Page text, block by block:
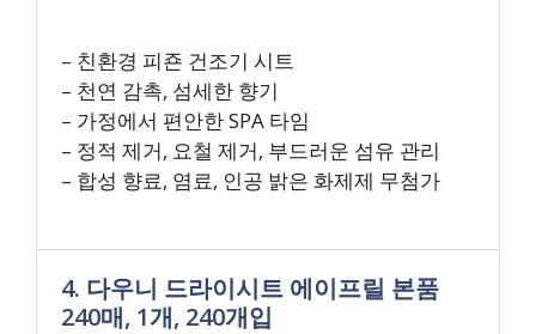
– 친환경 피죤 건조기 시트
– 천연 감촉, 섬세한 향기
– 가정에서 편안한 SPA 타임
– 정적 제거, 요철 제거, 부드러운 섬유 관리
– 합성 향료, 염료, 인공 밝은 화제제 무첨가
4. 다우니 드라이시트 에이프릴 본품
240매, 1개, 240개입